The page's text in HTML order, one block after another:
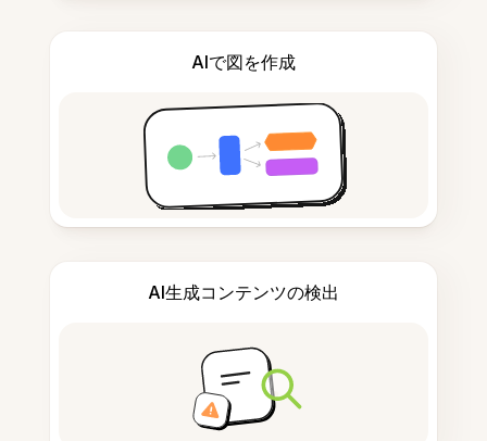
AIで図を作成
AI生成コンテンツの検出